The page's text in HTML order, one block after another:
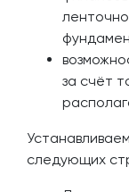
за счёт
следующих